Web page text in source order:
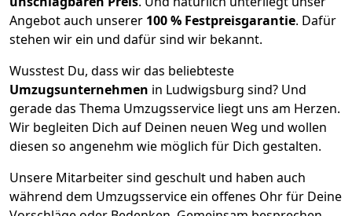
Angebot auch unserer 100 % Festpreisgarantie. Dafür
stehen wir ein und dafür sind wir bekannt.
Wusstest Du, dass wir das beliebteste
Umzugsunternehmen in Ludwigsburg sind? Und
gerade das Thema Umzugsservice liegt uns am Herzen.
Wir begleiten Dich auf Deinen neuen Weg und wollen
diesen so angenehm wie möglich für Dich gestalten.
Unsere Mitarbeiter sind geschult und haben auch
während dem Umzugsservice ein offenes Ohr für Deine